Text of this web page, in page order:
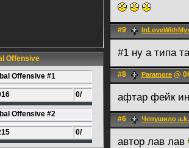
Offensive
Offensive #1
0/
Offensive #2
0/
#9
#1 ну а типа
#8 Paramore @
афтар фейк
#6 Чепушило
автор лав лав